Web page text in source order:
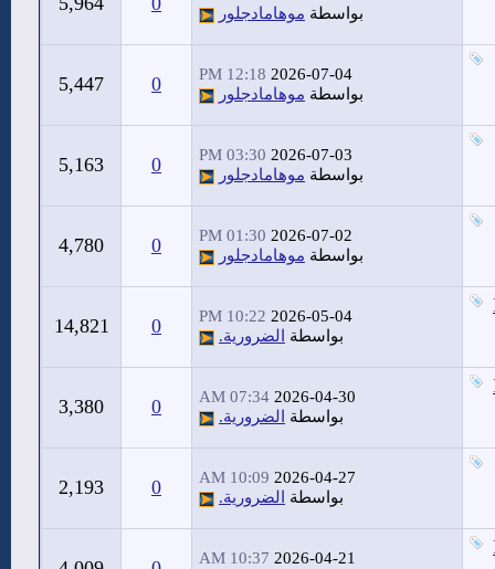
بواسطة موهامادجلور
2026-07-04
12:18 PM
بواسطة موهامادجلور 0
5,447
2026-07-03
03:30 PM
بواسطة موهامادجلور 0
5,163
2026-07-02
01:30 PM
بواسطة موهامادجلور 0
4,780
2026-05-04
10:22 PM
بواسطة
الضرورية. 0
14,821
2026-04-30
07:34 AM
بواسطة
الضرورية. 0
3,380
2026-04-27
10:09 AM
بواسطة
الضرورية. 0
2,193
2026-04-21
10:37 AM